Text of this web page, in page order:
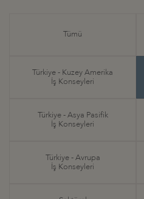
Tümü
Türkiye - Kuzey Amerika
İş Konseyleri
Türkiye - Asya Pasifik
İş Konseyleri
Türkiye - Avrupa
İş Konseyleri